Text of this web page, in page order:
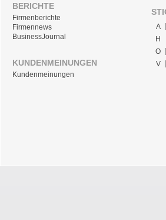
BERICHTE
Firmenberichte
Firmennews
BusinessJournal
KUNDENMEINUNGEN
Kundenmeinungen
A
H
O
V